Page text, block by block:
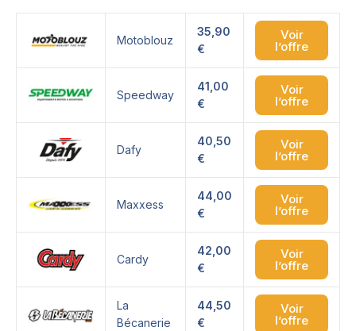
Motoblouz
35,90
€
Voir
l’offre
Speedway
41,00
€
Voir
l’offre
Dafy
40,50
€
Voir
l’offre
Maxxess
44,00
€
Voir
l’offre
Cardy
42,00
€
Voir
l’offre
La
Bécanerie
44,50
€
Voir
l’offre